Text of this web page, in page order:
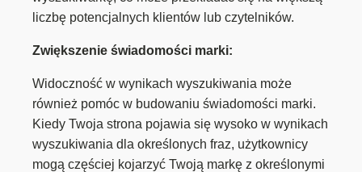
liczbę potencjalnych klientów lub czytelników.
Zwiększenie świadomości marki:
Widoczność w wynikach wyszukiwania może
również pomóc w budowaniu świadomości marki.
Kiedy Twoja strona pojawia się wysoko w wynikach
wyszukiwania dla określonych fraz, użytkownicy
mogą częściej kojarzyć Twoją markę z określonymi